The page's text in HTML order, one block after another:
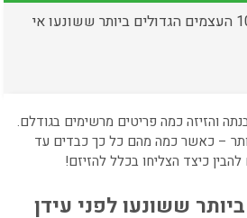
הובלות ענק – 10 העצמים הגדולים ביותר ששונעו אי
והזיזה כמה פריטים מרשימים בגודלם.
– כאשר כמה מהם כל כך כבדים עד
כיצד הצליחו בכלל להזיזם!
ששונעו לפני עידן